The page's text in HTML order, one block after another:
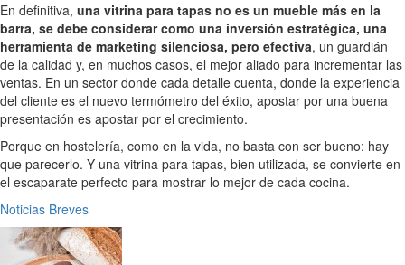
En definitiva, una vitrina para tapas no es un mueble más en la
barra, se debe considerar como una inversión estratégica, una
herramienta de marketing silenciosa, pero efectiva, un guardián
de la calidad y, en muchos casos, el mejor aliado para incrementar las
ventas. En un sector donde cada detalle cuenta, donde la experiencia
del cliente es el nuevo termómetro del éxito, apostar por una buena
presentación es apostar por el crecimiento.
Porque en hostelería, como en la vida, no basta con ser bueno: hay
que parecerlo. Y una vitrina para tapas, bien utilizada, se convierte en
el escaparate perfecto para mostrar lo mejor de cada cocina.
Noticias Breves